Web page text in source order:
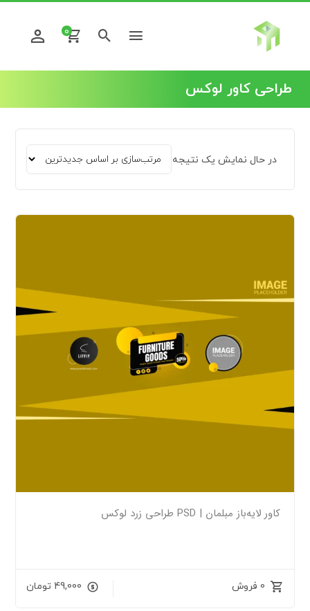
0
طراحی کاور لوکس
در حال نمایش یک نتیجه
کاور لایه‌باز مبلمان | PSD طراحی زرد لوکس
0 فروش 49,000 تومان